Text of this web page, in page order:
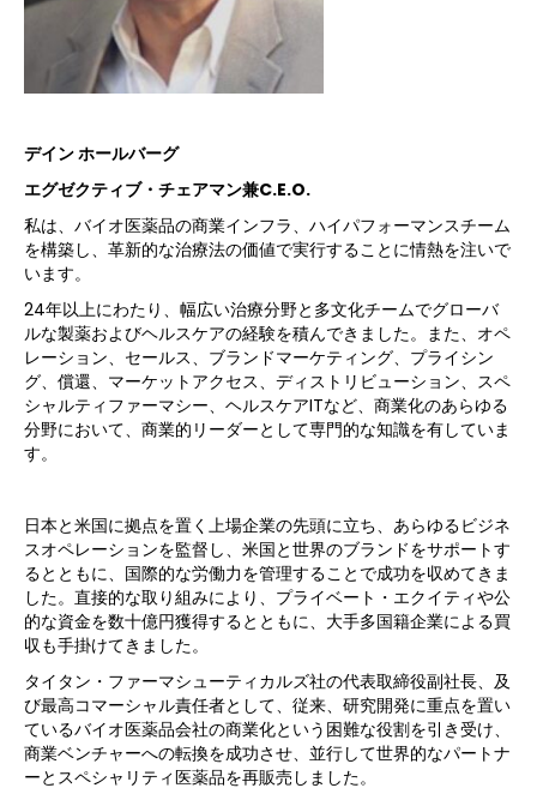
デイン ホールバーグ
エグゼクティブ・チェアマン兼C.E.O.
私は、バイオ医薬品の商業インフラ、ハイパフォーマンスチーム
を構築し、革新的な治療法の価値で実行することに情熱を注いで
います。
24年以上にわたり、幅広い治療分野と多文化チームでグローバ
ルな製薬およびヘルスケアの経験を積んできました。また、オペ
レーション、セールス、ブランドマーケティング、プライシン
グ、償還、マーケットアクセス、ディストリビューション、スペ
シャルティファーマシー、ヘルスケアITなど、商業化のあらゆる
分野において、商業的リーダーとして専門的な知識を有していま
す。
日本と米国に拠点を置く上場企業の先頭に立ち、あらゆるビジネ
スオペレーションを監督し、米国と世界のブランドをサポートす
るとともに、国際的な労働力を管理することで成功を収めてきま
した。直接的な取り組みにより、プライベート・エクイティや公
的な資金を数十億円獲得するとともに、大手多国籍企業による買
収も手掛けてきました。
タイタン・ファーマシューティカルズ社の代表取締役副社長、及
び最高コマーシャル責任者として、従来、研究開発に重点を置い
ているバイオ医薬品会社の商業化という困難な役割を引き受け、
商業ベンチャーへの転換を成功させ、並行して世界的なパートナ
ーとスペシャリティ医薬品を再販売しました。